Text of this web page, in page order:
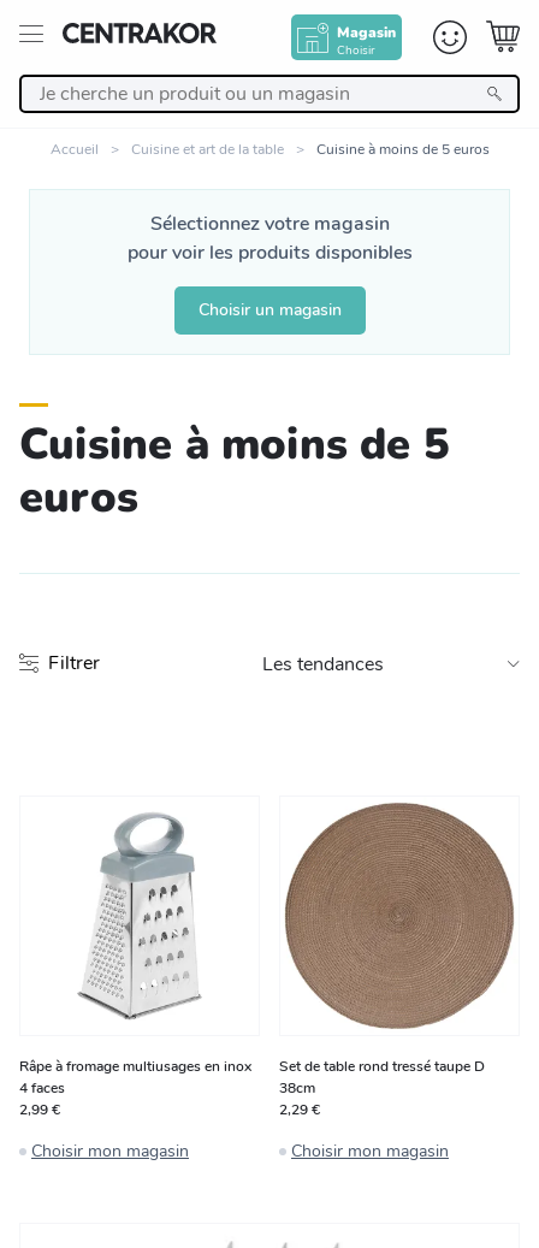
Magasin
Choisir
Nos Produits
Décoration
Linge de maison
Cuisine et art de la table
Salle de bain et beauté
Entretien et rangement
Jardin et plein air
Accueil Cuisine et art de la table Cuisine à moins de 5 euros
Sélectionnez votre magasin
pour voir les produits disponibles
Choisir un magasin
Cuisine à moins de 5
euros
Filtrer
Râpe à fromage multiusages en inox
4 faces
2,99 €
Choisir mon magasin
Set de table rond tressé taupe D
38cm
2,29 €
Choisir mon magasin